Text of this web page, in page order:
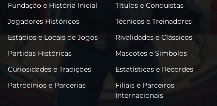
Fundação e História Inicial
Títulos e Conquistas
Jogadores Históricos
Técnicos e Treinadores
Estádios e Locais de Jogos
Rivalidades e Clássicos
Partidas Históricas
Mascotes e Símbolos
Curiosidades e Tradições
Estatísticas e Recordes
Patrocínios e Parcerias
Filiais e Parceiros
Internacionais